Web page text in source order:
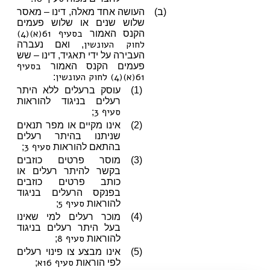
(ב)
העושה אחד מאלה, דינו – מאסר
שלוש שנים או שלוש פעמים
הקנס האמור
בסעיף 61(א)(4)
לחוק העונשין, ואם נעברה
העבירה על ידי תאגיד, דינו – שש
פעמים הקנס האמור בסעיף
61(א)(4) לחוק העונשין
:
(1)
עוסק ברעלים ללא היתר
רעלים בניגוד להוראות
סעיף 3
;
(2)
אינו מקיים או מפר תנאים
שניתנו בהיתר רעלים
בהתאם להוראות סעיף 3
;
(3)
מוסר פרטים כוזבים
בקשר להיתר רעלים או
כותב פרטים כוזבים
בפנקס הרעלים בניגוד
להוראות סעיף 5
;
(4)
מוכר רעלים למי שאינו
בעל היתר רעלים בניגוד
להוראות סעיף 8
;
(5)
אינו מבצע צו פינוי רעלים
לפי הוראות סעיף 16א ;